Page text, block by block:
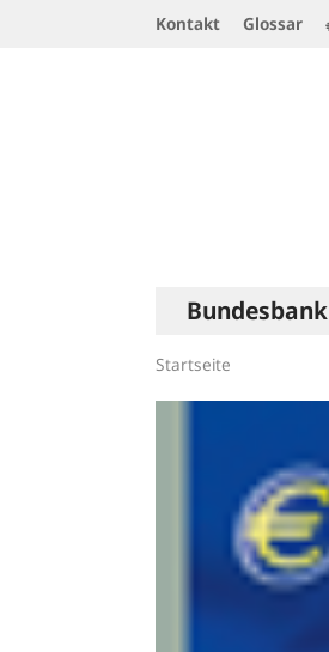
Kontakt Glossar
Hauptnavigation
Bundesbank
Startseite